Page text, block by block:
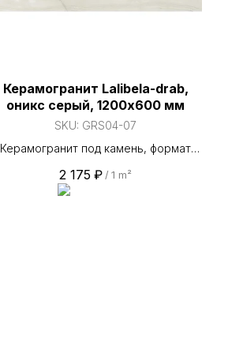
Керамогранит Lalibela-drab,
оникс серый, 1200х600 мм
SKU: GRS04-07
Керамогранит под камень, формат
матовая. Класс износостойкости PEI
IV. Коэффициент скольжения R10.
2 175 ₽ / 1 m²